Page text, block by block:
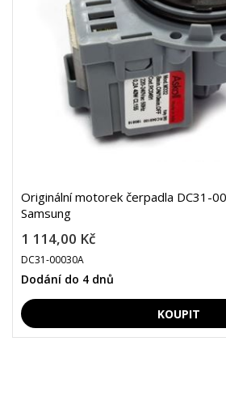
Originální motorek čerpadla DC31-
Samsung
1 114,00 Kč
DC31-00030A
Dodání do 4 dnů